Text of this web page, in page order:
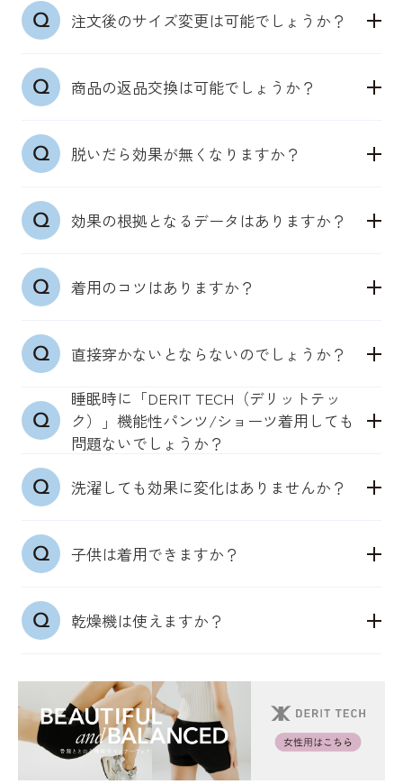
す。
身体本来が持つ機能を引き出し、筋肉への確実にア
普段の洋服サイズを目安にお選びください。皮膚の
感度センサーを活かした設計のため、きつすぎない
68~76cm、M／76~84cm、L／84~94cm、LL／
94~104cm、3L／104~114cm
は、ぴったりした下着を選ぶことが多ければ「下の
104~112cm
になることを推奨しているため、迷われたら小さめ
をおすすめしております。
25~27cm、27~29cm
注文後のサイズ変更は可能でしょうか？
ご注文後の商品サイズ変更はシステム上お受けする
ことができません。出荷完了メール受信前の場合
お願いいたします。
商品の返品交換は可能でしょうか？
商品の特性上、お客様都合の返品交換は未使用の場
合も承っておりません。何卒ご理解いただきますよ
脱いだら効果が無くなりますか？
どのアイテムも、着用いただいている時は、皮膚の
感覚センサーから神経伝達回路を通じて、筋肉が正
着用した期間にもよりますが、一定期間効果は持続
いたします。しかし、着用しない期間が長くなる
機能性パンツ・ショーツや機能性インナーウェアシ
られない場合は、
寝ている時間に着用いただくナイトケアとしてご活
用いただくことで、日々、長時間着用をすることも
機能性ソックスは、靴により着用できないこともあ
ます。
効果の根拠となるデータはありますか？
日本臨床スポーツ医学会学術集会で効果検証の結果
を発表しています。他のデータについても随時取得
着用のコツはありますか？
●「DERIT TECH（デリットテック）」機能性パン
ツ/ショーツ
DERIT TECH が肌に触れるように穿いてください。
特に股下の部分がしっかり肌に触れると効果が期待
できます。
●「DERIT TECH（デリットテック）」機能性イン
ナーウェアシャツ/タンクトップ
はせず、さらっとした着心地の良い下着です。
すいよう、小さめのサイズを選択することをおすす
すが、それでも皮膚の感覚センサーは反応する確認
をとっております。
ナイトケアの場合、ブラジャーをせず、そのまま着
用いただくことでより効果が期待できます。
直接穿かないとならないのでしょうか？
●「DERIT TECH（デリットテック）」機能性パン
ツ/ショーツ
基本は直接穿いていただくことをおすすめしており
ます。DERIT TECH の縫製が筋肉に触れるように穿
いていただくことで、自然と筋肉が動き出すように
睡眠時に「DERIT TECH（デリットテッ
ク）」機能性パンツ/ショーツ着用しても
問題ないでしょうか？
睡眠時に着用しても問題ありません。DERIT
TECH（デリットテック）は24時間365日穿き続けら
でも穿いていただくことで効果が期待できます。
洗濯しても効果に変化はありませんか？
通常の洗濯と同様に洗っていただいて問題ございま
せん。生地が肌に触れないような状態になった場合
子供は着用できますか？
メンズサイズが合うようでしたらご着用できます。
医療用商品ではないため、部活や勉強時などの生活
期からケアをすることで、姿勢のケアや体づくりに
もつながります。
乾燥機は使えますか？
生地の特性上、乾燥機はおすすめはしておりませ
ん。乾燥機は使用せず、洗濯ネットに入れて洗濯
後、日陰干しをしてください。